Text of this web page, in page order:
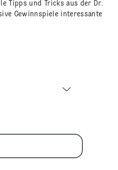
Tipps und Tricks aus der Dr.
Gewinnspiele interessante